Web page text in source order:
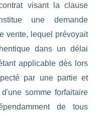
visant la clause
une demande
vente, lequel prévoyait
dans un délai
applicable dès lors
par une partie et
somme forfaitaire
de tous